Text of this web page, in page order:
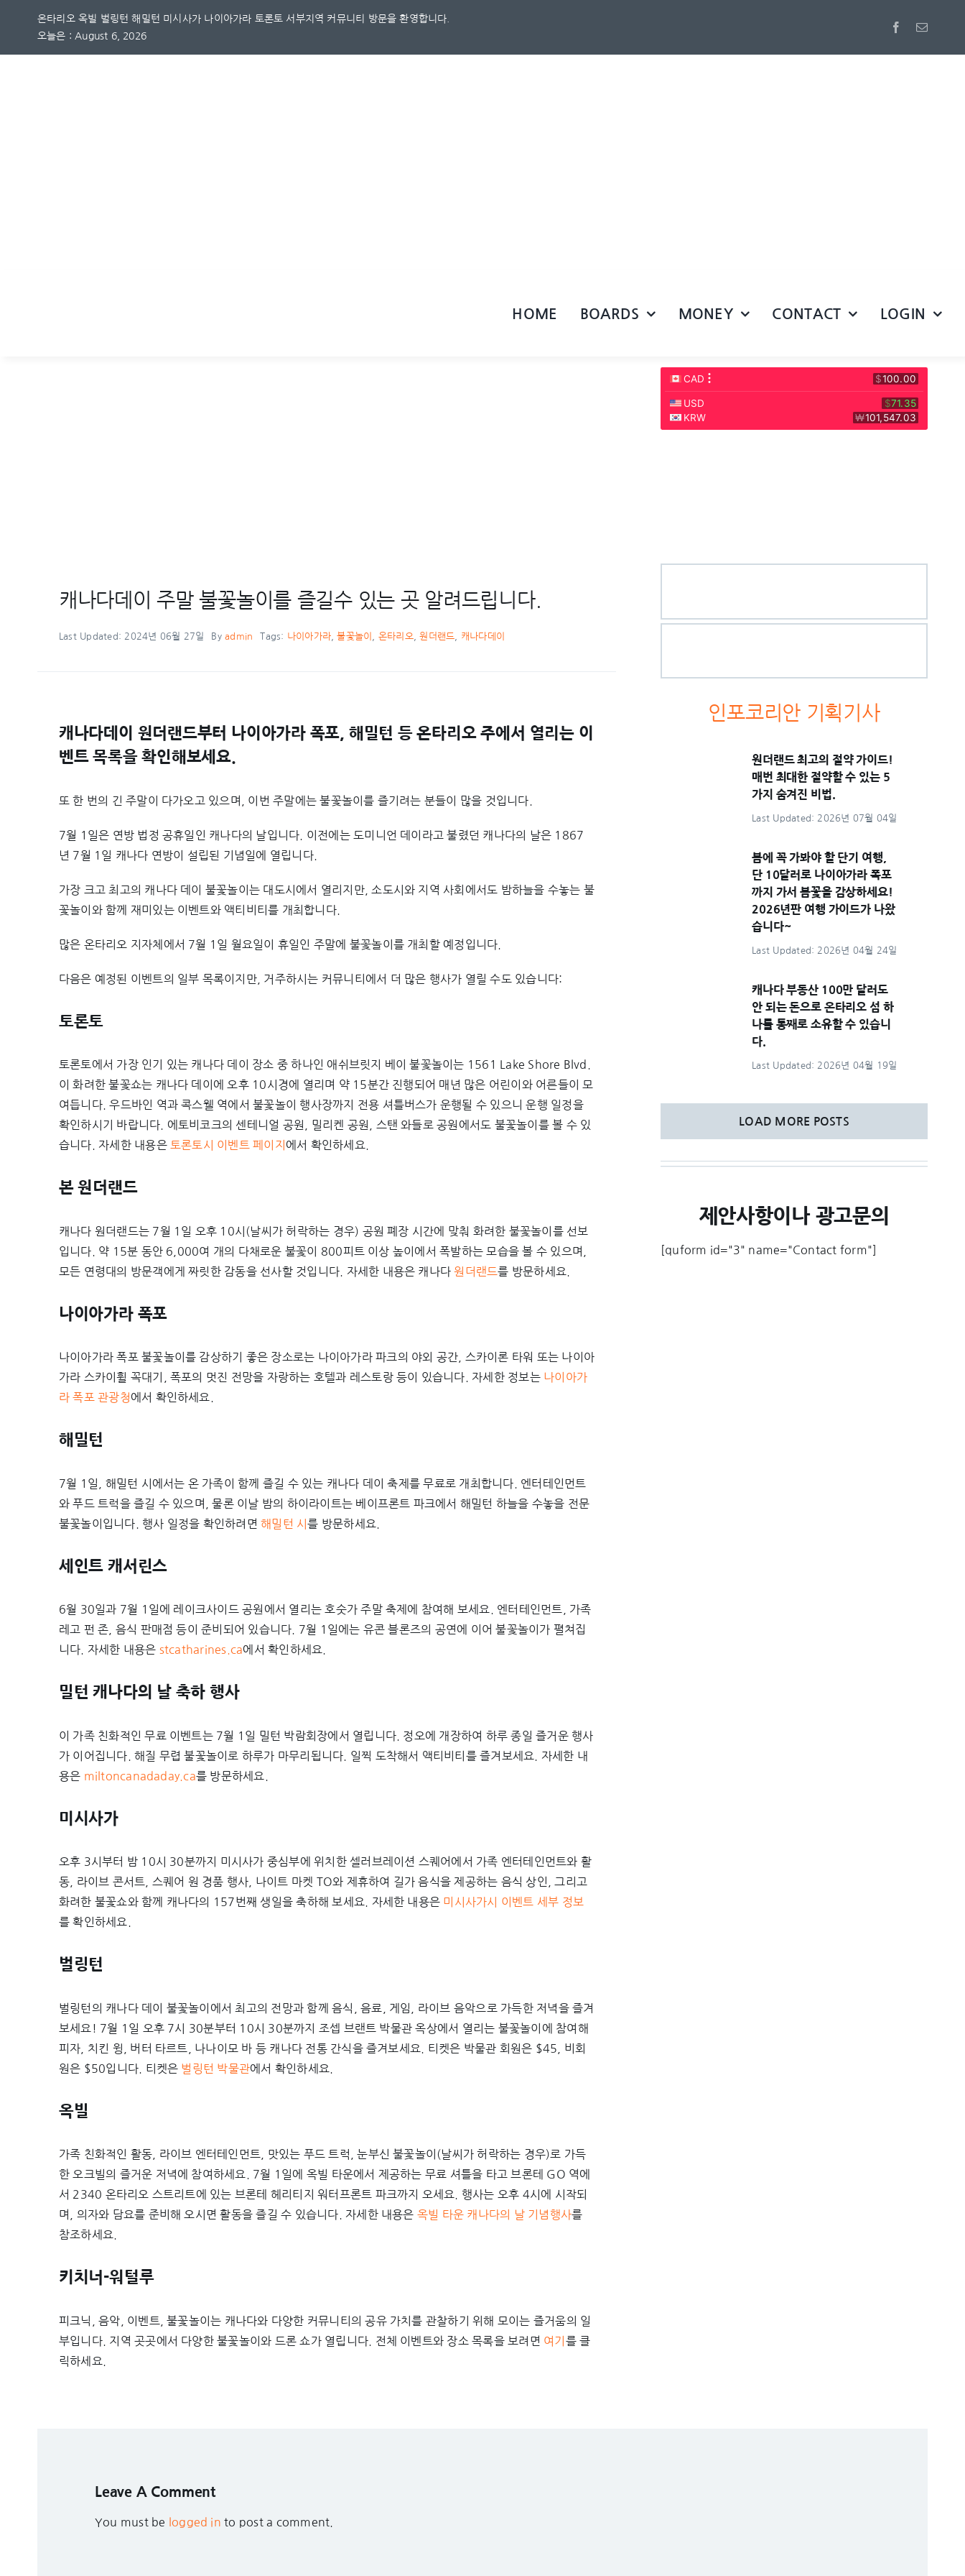
온타리오 옥빌 벌링턴 해밀턴 미시사가 나이아가라 토론토 서부지역 커뮤니티 방문을 환영합니다.
오늘은 : August 6, 2026
HOME BOARDS MONEY CONTACT LOGIN
캐나다데이 주말 불꽃놀이를 즐길수 있는 곳 알려드립니다.
Last Updated: 2024년 06월 27일 Byadmin Tags: 나이아가라 ,불꽃놀이 온타리오,원더랜드 캐나다데이
캐나다데이 원더랜드부터 나이아가라 폭포, 해밀턴 등 온타리오 주에서 열리는 이
벤트 목록을 확인해보세요.
또 한 번의 긴 주말이 다가오고 있으며, 이번 주말에는 불꽃놀이를 즐기려는 분들이 많을 것입니다.
7월 1일은 연방 법정 공휴일인 캐나다의 날입니다. 이전에는 도미니언 데이라고 불렸던 캐나다의 날은 1867
년 7월 1일 캐나다 연방이 설립된 기념일에 열립니다.
가장 크고 최고의 캐나다 데이 불꽃놀이는 대도시에서 열리지만, 소도시와 지역 사회에서도 밤하늘을 수놓는 불
꽃놀이와 함께 재미있는 이벤트와 액티비티를 개최합니다.
많은 온타리오 지자체에서 7월 1일 월요일이 휴일인 주말에 불꽃놀이를 개최할 예정입니다.
다음은 예정된 이벤트의 일부 목록이지만, 거주하시는 커뮤니티에서 더 많은 행사가 열릴 수도 있습니다:
토론토
토론토에서 가장 인기 있는 캐나다 데이 장소 중 하나인 애쉬브릿지 베이 불꽃놀이는 1561 Lake Shore Blvd.
이 화려한 불꽃쇼는 캐나다 데이에 오후 10시경에 열리며 약 15분간 진행되어 매년 많은 어린이와 어른들이 모
여듭니다. 우드바인 역과 콕스웰 역에서 불꽃놀이 행사장까지 전용 셔틀버스가 운행될 수 있으니 운행 일정을
확인하시기 바랍니다. 에토비코크의 센테니얼 공원, 밀리켄 공원, 스탠 와들로 공원에서도 불꽃놀이를 볼 수 있
습니다. 자세한 내용은 토론토시 이벤트 페이지 에서 확인하세요.
본 원더랜드
캐나다 원더랜드는 7월 1일 오후 10시(날씨가 허락하는 경우) 공원 폐장 시간에 맞춰 화려한 불꽃놀이를 선보
입니다. 약 15분 동안 6,000여 개의 다채로운 불꽃이 800피트 이상 높이에서 폭발하는 모습을 볼 수 있으며,
모든 연령대의 방문객에게 짜릿한 감동을 선사할 것입니다. 자세한 내용은 캐나다원더랜드를 방문하세요.
나이아가라 폭포
나이아가라 폭포 불꽃놀이를 감상하기 좋은 장소로는 나이아가라 파크의 야외 공간, 스카이론 타워 또는 나이아
가라 스카이휠 꼭대기, 폭포의 멋진 전망을 자랑하는 호텔과 레스토랑 등이 있습니다. 자세한 정보는 나이아가
라 폭포 관광청에서 확인하세요.
해밀턴
7월 1일, 해밀턴 시에서는 온 가족이 함께 즐길 수 있는 캐나다 데이 축제를 무료로 개최합니다. 엔터테인먼트
와 푸드 트럭을 즐길 수 있으며, 물론 이날 밤의 하이라이트는 베이프론트 파크에서 해밀턴 하늘을 수놓을 전문
불꽃놀이입니다. 행사 일정을 확인하려면해밀턴 시를 방문하세요.
세인트 캐서린스
6월 30일과 7월 1일에 레이크사이드 공원에서 열리는 호숫가 주말 축제에 참여해 보세요. 엔터테인먼트, 가족
레고 펀 존, 음식 판매점 등이 준비되어 있습니다. 7월 1일에는 유콘 블론즈의 공연에 이어 불꽃놀이가 펼쳐집
니다. 자세한 내용은 stcatharines.ca에서 확인하세요.
밀턴 캐나다의 날 축하 행사
이 가족 친화적인 무료 이벤트는 7월 1일 밀턴 박람회장에서 열립니다. 정오에 개장하여 하루 종일 즐거운 행사
가 이어집니다. 해질 무렵 불꽃놀이로 하루가 마무리됩니다. 일찍 도착해서 액티비티를 즐겨보세요. 자세한 내
용은 miltoncanadaday.ca를 방문하세요.
미시사가
오후 3시부터 밤 10시 30분까지 미시사가 중심부에 위치한 셀러브레이션 스퀘어에서 가족 엔터테인먼트와 활
동, 라이브 콘서트, 스퀘어 원 경품 행사, 나이트 마켓 TO와 제휴하여 길가 음식을 제공하는 음식 상인, 그리고
화려한 불꽃쇼와 함께 캐나다의 157번째 생일을 축하해 보세요. 자세한 내용은 미시사가시 이벤트 세부 정보
를 확인하세요.
벌링턴
벌링턴의 캐나다 데이 불꽃놀이에서 최고의 전망과 함께 음식, 음료, 게임, 라이브 음악으로 가득한 저녁을 즐겨
보세요! 7월 1일 오후 7시 30분부터 10시 30분까지 조셉 브랜트 박물관 옥상에서 열리는 불꽃놀이에 참여해
피자, 치킨 윙, 버터 타르트, 나나이모 바 등 캐나다 전통 간식을 즐겨보세요. 티켓은 박물관 회원은 $45, 비회
원은 $50입니다. 티켓은 벌링턴 박물관에서 확인하세요.
옥빌
가족 친화적인 활동, 라이브 엔터테인먼트, 맛있는 푸드 트럭, 눈부신 불꽃놀이(날씨가 허락하는 경우)로 가득
한 오크빌의 즐거운 저녁에 참여하세요. 7월 1일에 옥빌 타운에서 제공하는 무료 셔틀을 타고 브론테 GO 역에
서 2340 온타리오 스트리트에 있는 브론테 헤리티지 워터프론트 파크까지 오세요. 행사는 오후 4시에 시작되
며, 의자와 담요를 준비해 오시면 활동을 즐길 수 있습니다. 자세한 내용은 옥빌 타운 캐나다의 날 기념행사를
참조하세요.
키치너-워털루
피크닉, 음악, 이벤트, 불꽃놀이는 캐나다와 다양한 커뮤니티의 공유 가치를 관찰하기 위해 모이는 즐거움의 일
부입니다. 지역 곳곳에서 다양한 불꽃놀이와 드론 쇼가 열립니다. 전체 이벤트와 장소 목록을 보려면 여기 를 클
릭하세요.
인포코리안 기획기사
원더랜드 최고의 절약 가이드!
매번 최대한 절약할 수 있는 5
가지 숨겨진 비법.
Last Updated: 2026년 07월 04일
봄에 꼭 가봐야 할 단기 여행,
단 10달러로 나이아가라 폭포
까지 가서 봄꽃을 감상하세요!
2026년판 여행 가이드가 나왔
습니다~
Last Updated: 2026년 04월 24일
캐나다 부동산 100만 달러도
안 되는 돈으로 온타리오 섬 하
나를 통째로 소유할 수 있습니
다.
Last Updated: 2026년 04월 19일
LOAD MORE POSTS
제안사항이나 광고문의
[quform id="3" name="Contact form"]
Leave A Comment
You must be logged in to post a comment.